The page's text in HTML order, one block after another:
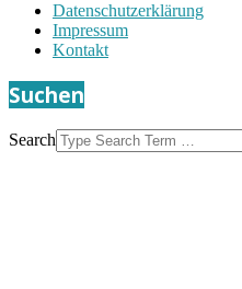
Datenschutzerklärung
Impressum
Kontakt
Suchen
Search